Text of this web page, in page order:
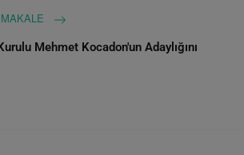
Mehmet Kocadon'un Adaylığını